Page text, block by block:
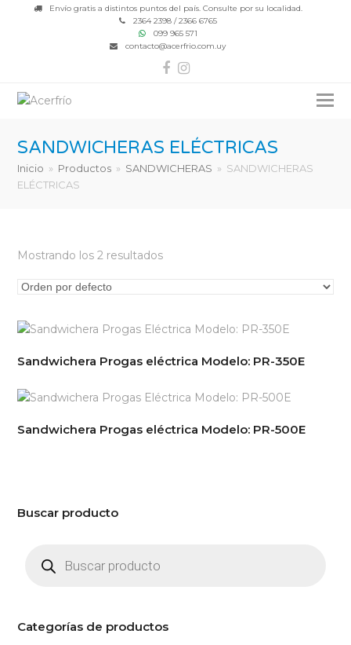
Envío gratis a distintos puntos del país. Consulte por su localidad.
2364 2398 / 2366 6765
099 965 571
contacto@acerfrio.com.uy
Facebook
Instagram
SANDWICHERAS ELÉCTRICAS
Inicio » Productos » SANDWICHERAS » SANDWICHERAS
ELÉCTRICAS
Mostrando los 2 resultados
Sandwichera Progas eléctrica Modelo: PR-350E
Sandwichera Progas eléctrica Modelo: PR-500E
Buscar producto
productos
Categorías de productos